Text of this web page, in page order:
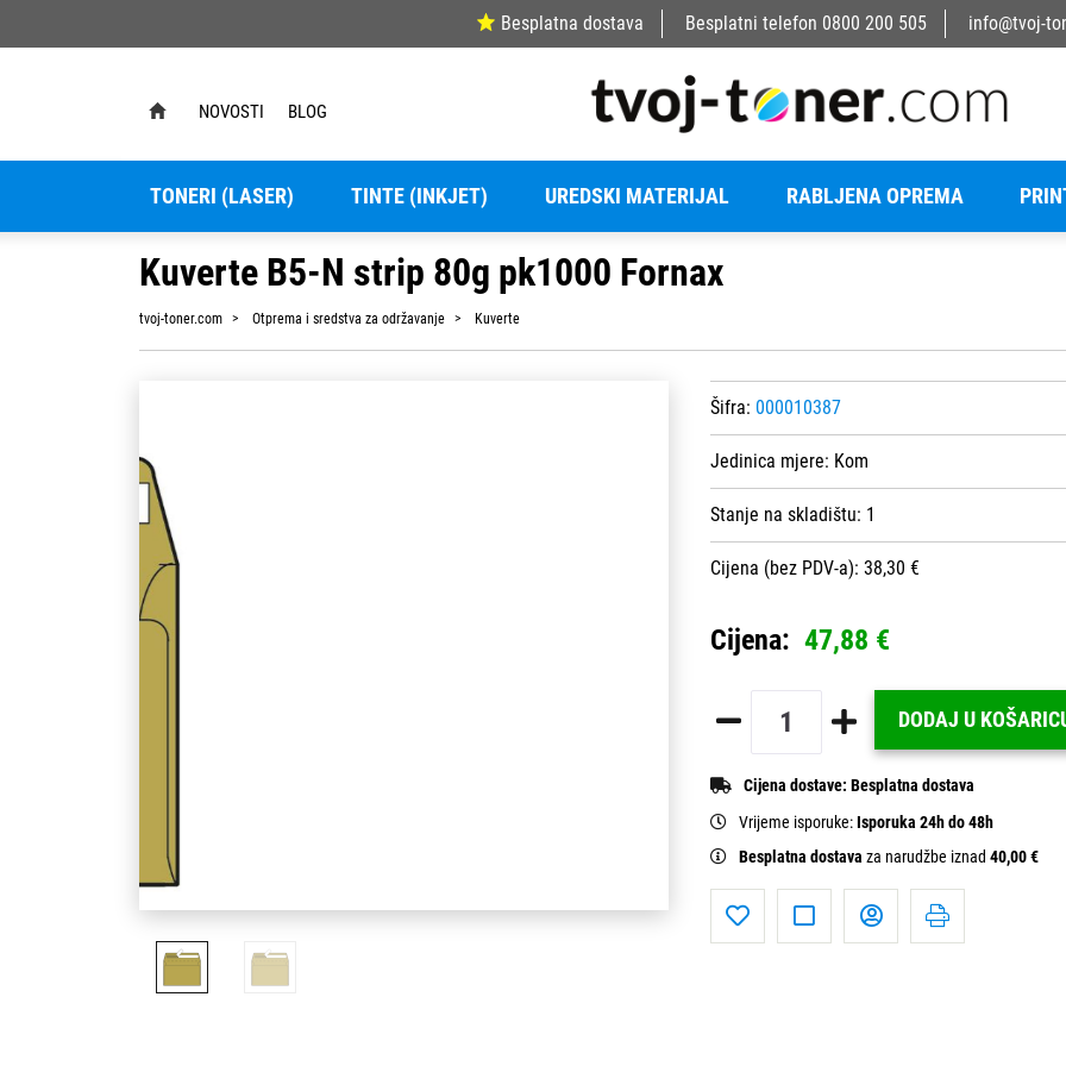
Besplatna dostava Besplatni telefon 0800 200 505 info@tvoj-
NOVOSTI BLOG
TONERI (LASER) TINTE (INKJET) UREDSKI MATERIJAL RABLJENA OPREMA
Kuverte B5-N strip 80g pk1000 Fornax
tvoj-toner.com Otprema i sredstva za održavanje Kuverte
Šifra: 000010387
Jedinica mjere: Kom
Stanje na skladištu: 1
Cijena (bez PDV-a): 38,30 €
Cijena: 47,88 €
DODAJ U
Cijena dostave: Besplatna dostava
Vrijeme isporuke:Isporuka 24h do 48h
Besplatna dostava za narudžbe iznad 40,00 €